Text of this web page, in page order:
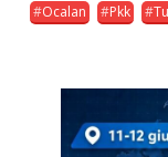
Ocalan
Pkk